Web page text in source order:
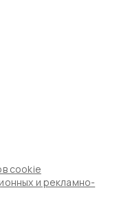
cookie
и рекламно-